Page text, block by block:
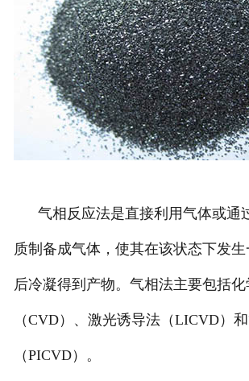
气相反应法是直接利用气体或通
质制备成气体，使其在该状态下发
后冷凝得到产物。气相法主要包括
（CVD）、激光诱导法（LICVD）
（PICVD）。